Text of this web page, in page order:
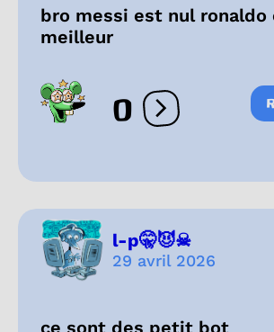
bro messi est nul ronaldo
meilleur
0 Ouvrir les
l-p🤫😈☠
29 avril 2026